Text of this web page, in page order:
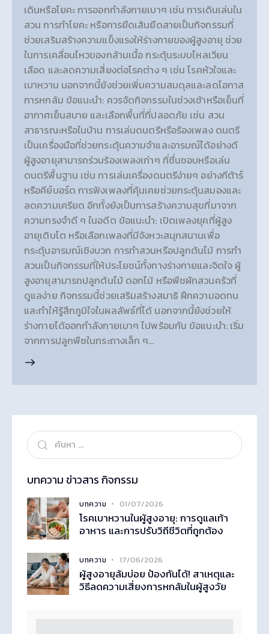
เดินหรือโยคะ การออกกำลังกายเบาๆ เช่น การเดินเล่นใน
สวน การทำโยคะ หรือการยืดเส้นยืดสายเป็นกิจกรรมที่
ช่วยเสริมสร้างความแข็งแรงให้ร่างกายของผู้สูงอายุ ช่วย
ในการเคลื่อนไหวของกล้ามเนื้อ กระตุ้นระบบไหลเวียน
เลือด และลดความเสี่ยงต่อโรคต่าง ๆ เช่น โรคหัวใจและ
เบาหวาน นอกจากนี้ยังช่วยเพิ่มความสมดุลและลดโอกาส
การหกล้ม ข้อแนะนำ: ควรจัดกิจกรรมในช่วงเช้าหรือเย็นที่
อากาศเย็นสบาย และเลือกพื้นที่ที่ปลอดภัย เช่น สวน
สาธารณะหรือในบ้าน การเล่นดนตรีหรือร้องเพลง ดนตรี
เป็นเครื่องมือที่ช่วยกระตุ้นความจำและอารมณ์ได้อย่างดี
ผู้สูงอายุสามารถร่วมร้องเพลงเก่าๆ ที่ชื่นชอบหรือเล่น
ดนตรีพื้นฐาน เช่น การเล่นเครื่องดนตรีง่ายๆ อย่างกีต้าร์
หรือคีย์บอร์ด การฟังเพลงที่คุ้นเคยช่วยกระตุ้นสมองและ
ลดความเครียด อีกทั้งยังเป็นการสร้างความสุขที่มาจาก
ความทรงจำดี ๆ ในอดีต ข้อแนะนำ: เปิดเพลงยุคที่ผู้สูง
อายุเติบโต หรือเลือกเพลงที่มีจังหวะสนุกสนานเพื่อ
กระตุ้นอารมณ์เชิงบวก การทำสวนหรือปลูกต้นไม้ การทำ
สวนเป็นกิจกรรมที่ให้ประโยชน์ทั้งทางร่างกายและจิตใจ ผู้
สูงอายุสามารถปลูกต้นไม้ ดอกไม้ หรือพืชผักสวนครัวที่
ดูแลง่าย กิจกรรมนี้ช่วยเสริมสร้างสมาธิ ฝึกความอดทน
และทำให้รู้สึกภูมิใจในผลลัพธ์ที่ได้ นอกจากนี้ยังช่วยให้
ร่างกายได้ออกกำลังกายเบาๆ ไปพร้อมกัน ข้อแนะนำ: เริ่ม
จากการปลูกพืชในกระถางเล็ก ๆ…
บทความ ข่าวสาร กิจกรรม
บทความ 01/07/2026
โรคเบาหวานในผู้สูงอายุ: การดูแลเท้า
อาหาร และการปรับวิถีชีวิตที่ถูกต้อง
บทความ 17/06/2026
ผู้สูงอายุล้มบ่อย ป้องกันได้! สาเหตุและ
วิธีลดความเสี่ยงการหกล้มในผู้สูงวัย